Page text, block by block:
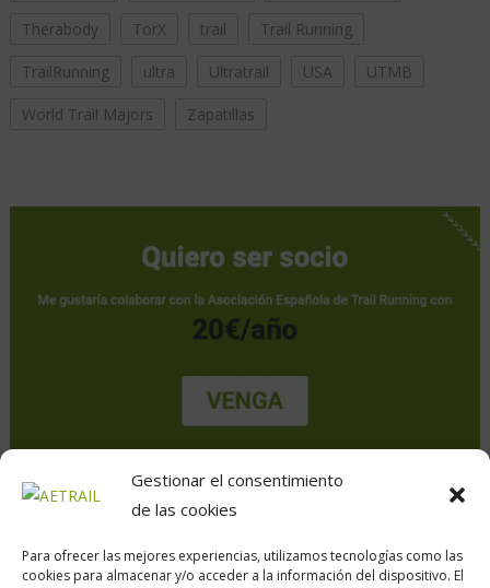
Gestionar el consentimiento
de las cookies
Para ofrecer las mejores experiencias, utilizamos tecnologías como las
cookies para almacenar y/o acceder a la información del dispositivo. El
Therabody TorX trail Trail Running
TrailRunning ultra Ultratrail USA UTMB
World Trail Majors Zapatillas